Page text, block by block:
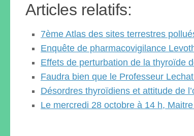
Articles relatifs:
7ème Atlas des sites terrestres
Enquête de pharmacovigilance
Effets de perturbation de la thyroïde
Faudra bien que le Professeur
Désordres thyroïdiens et attitude de
Le mercredi 28 octobre à 14 h,